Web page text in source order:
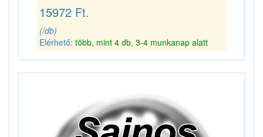
15972 Ft.
(/db)
Elérhető: több, mint 4 db, 3-4 munkanap alatt